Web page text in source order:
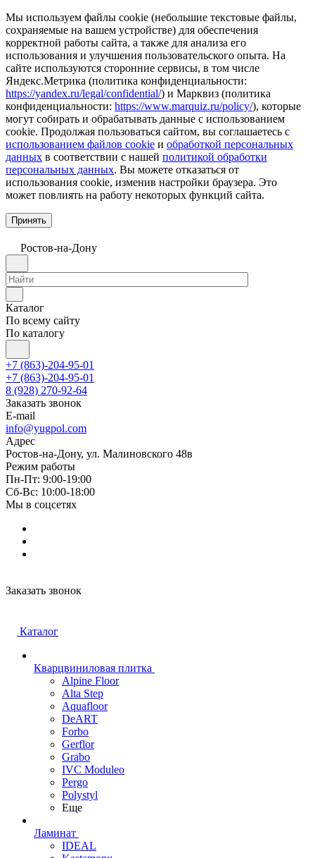
Мы используем файлы cookie (небольшие текстовые файлы,
сохраняемые на вашем устройстве) для обеспечения
корректной работы сайта, а также для анализа его
использования и улучшения пользовательского опыта. На
сайте используются сторонние сервисы, в том числе
Яндекс.Метрика (политика конфиденциальности:
https://yandex.ru/legal/confidential/) и Марквиз (политика
конфиденциальности: https://www.marquiz.ru/policy/), которые
могут собирать и обрабатывать данные с использованием
cookie. Продолжая пользоваться сайтом, вы соглашаетесь с
использованием файлов cookie и обработкой персональных
данных в соответствии с нашей политикой обработки
персональных данных. Вы можете отказаться от
использования cookie, изменив настройки браузера. Это
может повлиять на работу некоторых функций сайта.
Принять
Ростов-на-Дону
Каталог
По всему сайту
По каталогу
+7 (863)-204-95-01
+7 (863)-204-95-01
8 (928) 270-92-64
Заказать звонок
E-mail
info@yugpol.com
Адрес
Ростов-на-Дону, ул. Малиновского 48в
Режим работы
Пн-Пт: 9:00-19:00
Cб-Вс: 10:00-18:00
Мы в соцсетях
Заказать звонок
Каталог
Кварцвиниловая плитка
Alpine Floor
Alta Step
Aquafloor
DeART
Forbo
Gerflor
Grabo
IVC Moduleo
Pergo
Polystyl
Еще
Ламинат
IDEAL